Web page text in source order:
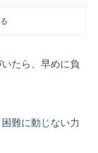
たら、早めに負
難に動じない力